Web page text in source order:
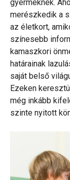
gyermeknek.
merészkedik a
az életkort,
színesebb
kamaszkori
határainak
saját belső
Ezeken
még inkább
szinte nyitott